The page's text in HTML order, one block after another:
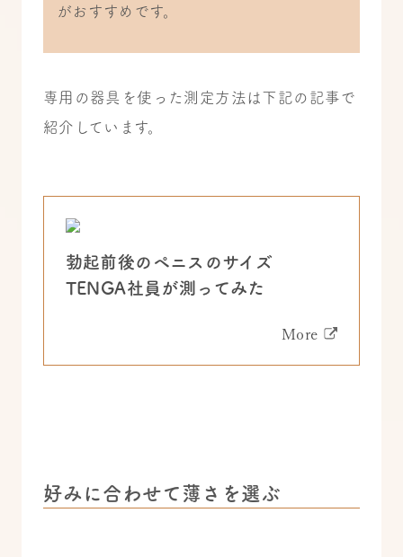
がおすすめです。
専用の器具を使った測定方法は下記の記事で
紹介しています。
勃起前後のペニスのサイズ
TENGA社員が測ってみた
More
好みに合わせて薄さを選ぶ